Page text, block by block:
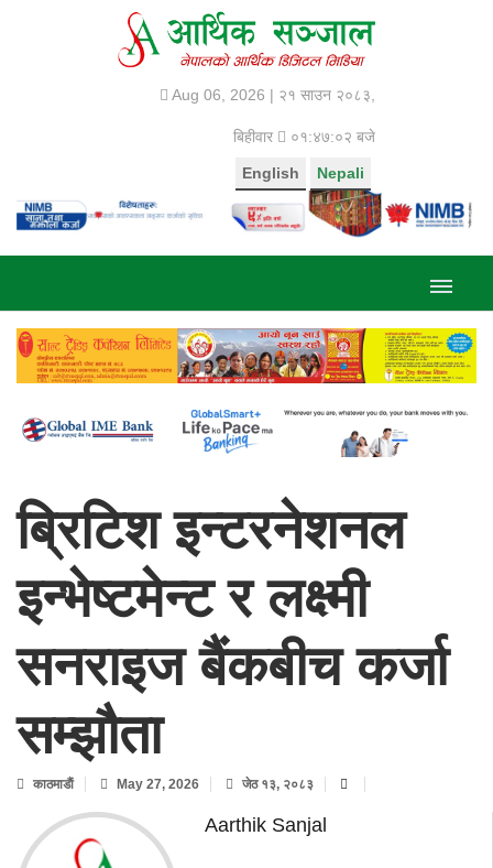
Aug 06, 2026 | २१ साउन २०८३,
बिहीवार ०१:४७:०३ बजे
Nepali
English
ब्रिटिश इन्टरनेशनल
इन्भेष्टमेन्ट र लक्ष्मी
सनराइज बैंकबीच कर्जा
सम्झौता
काठमाडाैं May 27, 2026 जेठ १३, २०८३
Aarthik Sanjal